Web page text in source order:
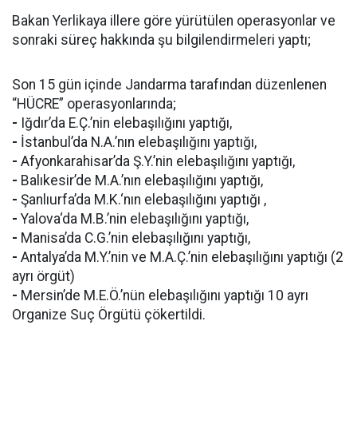
Bakan Yerlikaya illere göre yürütülen operasyonlar ve
sonraki süreç hakkında şu bilgilendirmeleri yaptı;
Son 15 gün içinde Jandarma tarafından düzenlenen
“HÜCRE” operasyonlarında;
- Iğdır’da E.Ç.’nin elebaşılığını yaptığı,
- İstanbul’da N.A.’nın elebaşılığını yaptığı,
- Afyonkarahisar’da Ş.Y.’nin elebaşılığını yaptığı,
- Balıkesir’de M.A.’nın elebaşılığını yaptığı,
- Şanlıurfa’da M.K.‘nın elebaşılığını yaptığı ,
- Yalova‘da M.B.’nin elebaşılığını yaptığı,
- Manisa’da C.G.’nin elebaşılığını yaptığı,
- Antalya’da M.Y.’nin ve M.A.Ç.’nin elebaşılığını yaptığı (2
ayrı örgüt)
- Mersin’de M.E.Ö.’nün elebaşılığını yaptığı 10 ayrı
Organize Suç Örgütü çökertildi.